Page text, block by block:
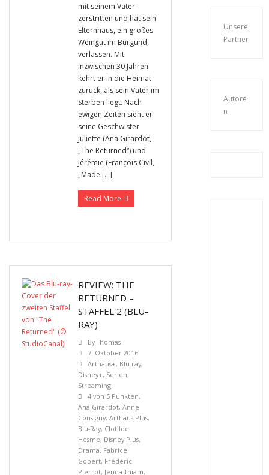
mit seinem Vater
zerstritten und hat sein
Elternhaus, ein großes
Weingut im Burgund,
verlassen. Mit
inzwischen 30 Jahren
kehrt er in die Heimat
zurück, als sein Vater im
Sterben liegt. Nach
ewigen Zeiten sieht er
seine Geschwister
Juliette (Ana Girardot,
„The Returned“) und
Jérémie (François Civil,
„Made […]
Read More
REVIEW: THE
RETURNED –
STAFFEL 2 (BLU-
RAY)
ByThomas
7. Oktober 2016
Arthaus+, Blu-ray,
Disney+, Serien,
Streaming
4 von 5 Punkten,
Ana Girardot, Anne
Consigny, Arthaus Plus,
Blu-Ray, Clotilde
Hesme, Disney Plus,
Drama, Fabrice
Gobert, Frédéric
Pierrot, Jenna Thiam,
Unsere
Partner
Autore
n